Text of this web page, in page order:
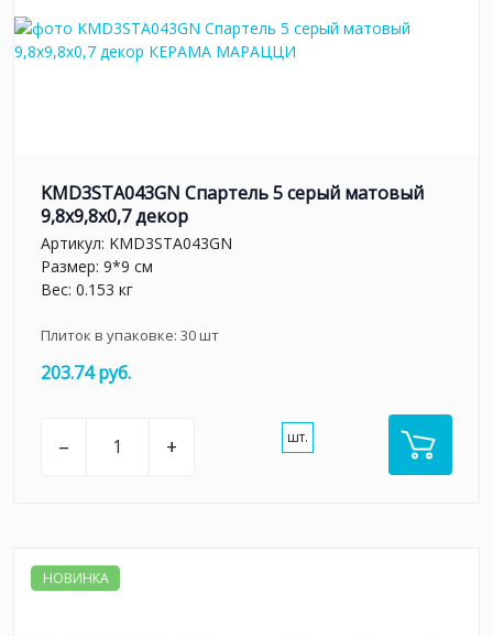
KMD3STA043GN Спартель 5 серый матовый
9,8x9,8x0,7 декор
Артикул: KMD3STA043GN
Размер: 9*9 см
Вес: 0.153 кг
Плиток в упаковке: 30шт
203.74 руб.
– + шт.
НОВИНКА